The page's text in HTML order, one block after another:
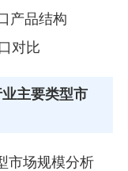
产品结构
对比
主要类型市
市场规模分析